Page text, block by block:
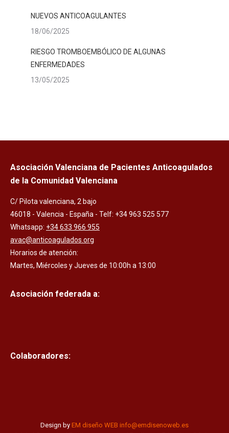
NUEVOS ANTICOAGULANTES
18/06/2025
RIESGO TROMBOEMBÓLICO DE ALGUNAS
ENFERMEDADES
13/05/2025
Asociación Valenciana de Pacientes Anticoagulados
de la Comunidad Valenciana
C/ Pilota valenciana, 2 bajo
46018 - Valencia - España - Telf: +34 963 525 577
Whatsapp: +34 633 966 955
avac@anticoagulados.org
Horarios de atención:
Martes, Miércoles y Jueves de 10:00h a 13:00
Asociación federada a:
Colaboradores:
Design by EM diseño WEB info@emdisenoweb.es